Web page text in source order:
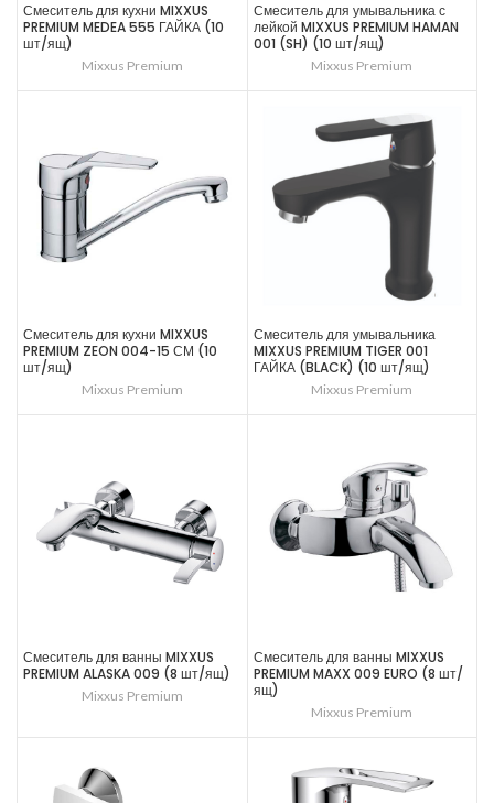
Смеситель для кухни MIXXUS
PREMIUM MEDEA 555 ГАЙКА (10
шт/ящ)
Mixxus Premium
Смеситель для умывальника с
лейкой MIXXUS PREMIUM HAMAN
001 (SH) (10 шт/ящ)
Mixxus Premium
Смеситель для кухни MIXXUS
PREMIUM ZEON 004-15 СМ (10
шт/ящ)
Mixxus Premium
Смеситель для умывальника
MIXXUS PREMIUM TIGER 001
ГАЙКА (BLACK) (10 шт/ящ)
Mixxus Premium
Смеситель для ванны MIXXUS
PREMIUM ALASKA 009 (8 шт/ящ)
Mixxus Premium
Смеситель для ванны MIXXUS
PREMIUM MAXX 009 EURO (8 шт/
ящ)
Mixxus Premium